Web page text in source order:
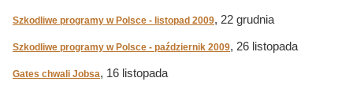
Szkodliwe programy w Polsce - listopad 2009, 22 grudnia
Szkodliwe programy w Polsce - październik 2009, 26 listopada
Gates chwali Jobsa, 16 listopada